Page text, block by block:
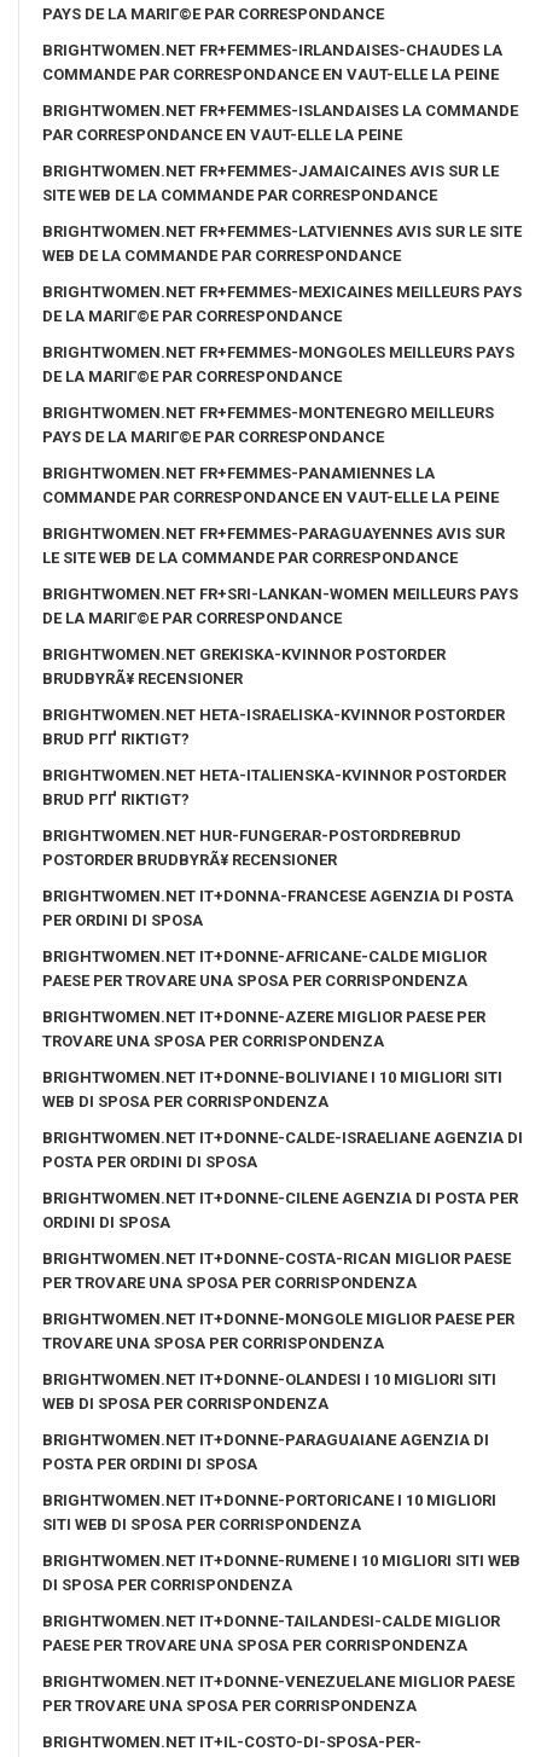
PAYS DE LA MARIГ©E PAR CORRESPONDANCE
BRIGHTWOMEN.NET FR+FEMMES-IRLANDAISES-CHAUDES LA
COMMANDE PAR CORRESPONDANCE EN VAUT-ELLE LA PEINE
BRIGHTWOMEN.NET FR+FEMMES-ISLANDAISES LA COMMANDE
PAR CORRESPONDANCE EN VAUT-ELLE LA PEINE
BRIGHTWOMEN.NET FR+FEMMES-JAMAICAINES AVIS SUR LE
SITE WEB DE LA COMMANDE PAR CORRESPONDANCE
BRIGHTWOMEN.NET FR+FEMMES-LATVIENNES AVIS SUR LE SITE
WEB DE LA COMMANDE PAR CORRESPONDANCE
BRIGHTWOMEN.NET FR+FEMMES-MEXICAINES MEILLEURS PAYS
DE LA MARIГ©E PAR CORRESPONDANCE
BRIGHTWOMEN.NET FR+FEMMES-MONGOLES MEILLEURS PAYS
DE LA MARIГ©E PAR CORRESPONDANCE
BRIGHTWOMEN.NET FR+FEMMES-MONTENEGRO MEILLEURS
PAYS DE LA MARIГ©E PAR CORRESPONDANCE
BRIGHTWOMEN.NET FR+FEMMES-PANAMIENNES LA
COMMANDE PAR CORRESPONDANCE EN VAUT-ELLE LA PEINE
BRIGHTWOMEN.NET FR+FEMMES-PARAGUAYENNES AVIS SUR
LE SITE WEB DE LA COMMANDE PAR CORRESPONDANCE
BRIGHTWOMEN.NET FR+SRI-LANKAN-WOMEN MEILLEURS PAYS
DE LA MARIГ©E PAR CORRESPONDANCE
BRIGHTWOMEN.NET GREKISKA-KVINNOR POSTORDER
BRUDBYRÃ¥ RECENSIONER
BRIGHTWOMEN.NET HETA-ISRAELISKA-KVINNOR POSTORDER
BRUD PГҐ RIKTIGT?
BRIGHTWOMEN.NET HETA-ITALIENSKA-KVINNOR POSTORDER
BRUD PГҐ RIKTIGT?
BRIGHTWOMEN.NET HUR-FUNGERAR-POSTORDREBRUD
POSTORDER BRUDBYRÃ¥ RECENSIONER
BRIGHTWOMEN.NET IT+DONNA-FRANCESE AGENZIA DI POSTA
PER ORDINI DI SPOSA
BRIGHTWOMEN.NET IT+DONNE-AFRICANE-CALDE MIGLIOR
PAESE PER TROVARE UNA SPOSA PER CORRISPONDENZA
BRIGHTWOMEN.NET IT+DONNE-AZERE MIGLIOR PAESE PER
TROVARE UNA SPOSA PER CORRISPONDENZA
BRIGHTWOMEN.NET IT+DONNE-BOLIVIANE I 10 MIGLIORI SITI
WEB DI SPOSA PER CORRISPONDENZA
BRIGHTWOMEN.NET IT+DONNE-CALDE-ISRAELIANE AGENZIA DI
POSTA PER ORDINI DI SPOSA
BRIGHTWOMEN.NET IT+DONNE-CILENE AGENZIA DI POSTA PER
ORDINI DI SPOSA
BRIGHTWOMEN.NET IT+DONNE-COSTA-RICAN MIGLIOR PAESE
PER TROVARE UNA SPOSA PER CORRISPONDENZA
BRIGHTWOMEN.NET IT+DONNE-MONGOLE MIGLIOR PAESE PER
TROVARE UNA SPOSA PER CORRISPONDENZA
BRIGHTWOMEN.NET IT+DONNE-OLANDESI I 10 MIGLIORI SITI
WEB DI SPOSA PER CORRISPONDENZA
BRIGHTWOMEN.NET IT+DONNE-PARAGUAIANE AGENZIA DI
POSTA PER ORDINI DI SPOSA
BRIGHTWOMEN.NET IT+DONNE-PORTORICANE I 10 MIGLIORI
SITI WEB DI SPOSA PER CORRISPONDENZA
BRIGHTWOMEN.NET IT+DONNE-RUMENE I 10 MIGLIORI SITI WEB
DI SPOSA PER CORRISPONDENZA
BRIGHTWOMEN.NET IT+DONNE-TAILANDESI-CALDE MIGLIOR
PAESE PER TROVARE UNA SPOSA PER CORRISPONDENZA
BRIGHTWOMEN.NET IT+DONNE-VENEZUELANE MIGLIOR PAESE
PER TROVARE UNA SPOSA PER CORRISPONDENZA
BRIGHTWOMEN.NET IT+IL-COSTO-DI-SPOSA-PER-